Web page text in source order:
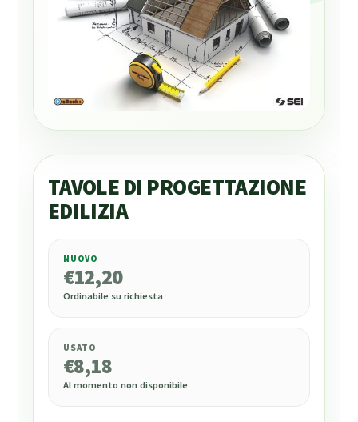
TAVOLE DI PROGETTAZIONE
EDILIZIA
12,20
NUOVO
€12,20
Ordinabile su richiesta
USATO
€8,18
Al momento non disponibile